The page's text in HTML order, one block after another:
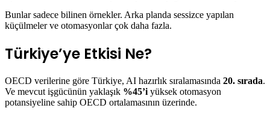
Bunlar sadece bilinen örnekler. Arka planda sessizce yapılan
küçülmeler ve otomasyonlar çok daha fazla.
Türkiye’ye Etkisi Ne?
OECD verilerine göre Türkiye, AI hazırlık sıralamasında 20. sırada.
Ve mevcut işgücünün yaklaşık %45’iyüksek otomasyon
potansiyeline sahip OECD ortalamasının üzerinde.